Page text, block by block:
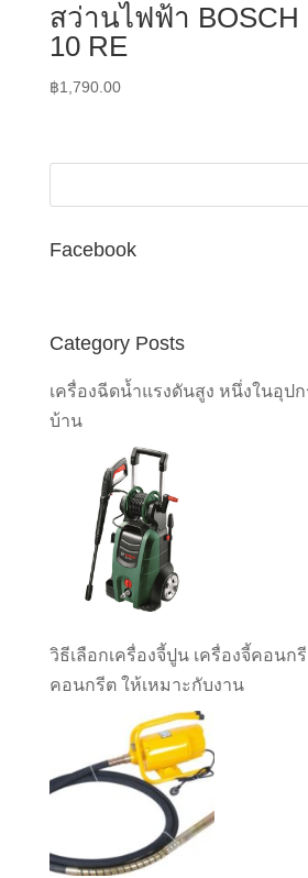
สว่านไฟฟ้า BOSCH
10 RE
฿1,790.00
Facebook
Category Posts
เครื่องฉีดน้ำแรงดันสูง หนึ่งในอุป
บ้าน
วิธีเลือกเครื่องจี้ปูน เครื่องจี้คอนก
คอนกรีต ให้เหมาะกับงาน